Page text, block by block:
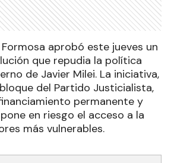
aprobó este jueves un
que repudia la política
de Javier Milei. La iniciativa,
del Partido Justicialista,
permanente y
en riesgo el acceso a la
más vulnerables.